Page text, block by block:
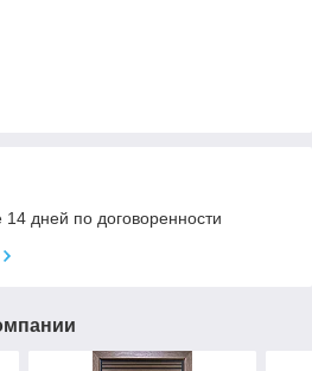
14 дней по договоренности